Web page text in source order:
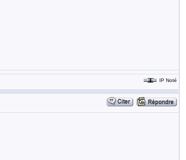
IP Noté